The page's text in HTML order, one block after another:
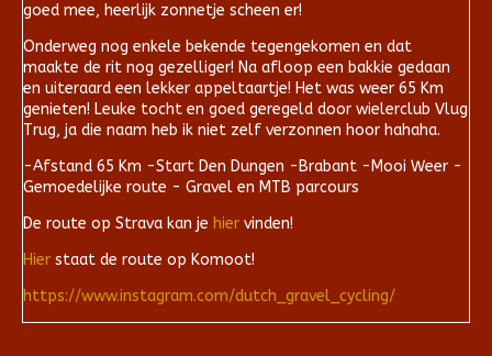
goed mee, heerlijk zonnetje scheen er!
Onderweg nog enkele bekende tegengekomen en dat
maakte de rit nog gezelliger! Na afloop een bakkie gedaan
en uiteraard een lekker appeltaartje! Het was weer 65 Km
genieten! Leuke tocht en goed geregeld door wielerclub Vlug
Trug, ja die naam heb ik niet zelf verzonnen hoor hahaha.
-Afstand 65 Km -Start Den Dungen -Brabant -Mooi Weer -
Gemoedelijke route - Gravel en MTB parcours
De route op Strava kan je hier vinden!
Hier staat de route op Komoot!
https://www.instagram.com/dutch_gravel_cycling/